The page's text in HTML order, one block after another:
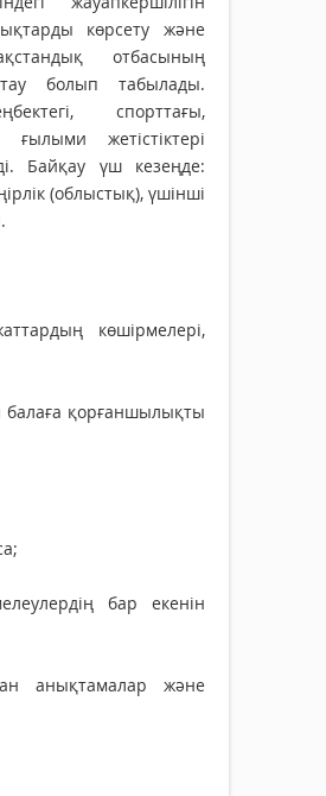
көрсету және
отбасының
болып табылады.
спорттағы,
жетістіктері
Байқау үш кезеңде:
(облыстық), үшінші
көшірмелері,
балаға қорғаншылықты
бар екенін
анықтамалар және